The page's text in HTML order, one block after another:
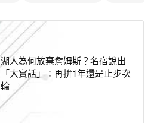
湖人為何放棄詹姆斯？名宿說出
「大實話」：再拚1年還是止步次
輪